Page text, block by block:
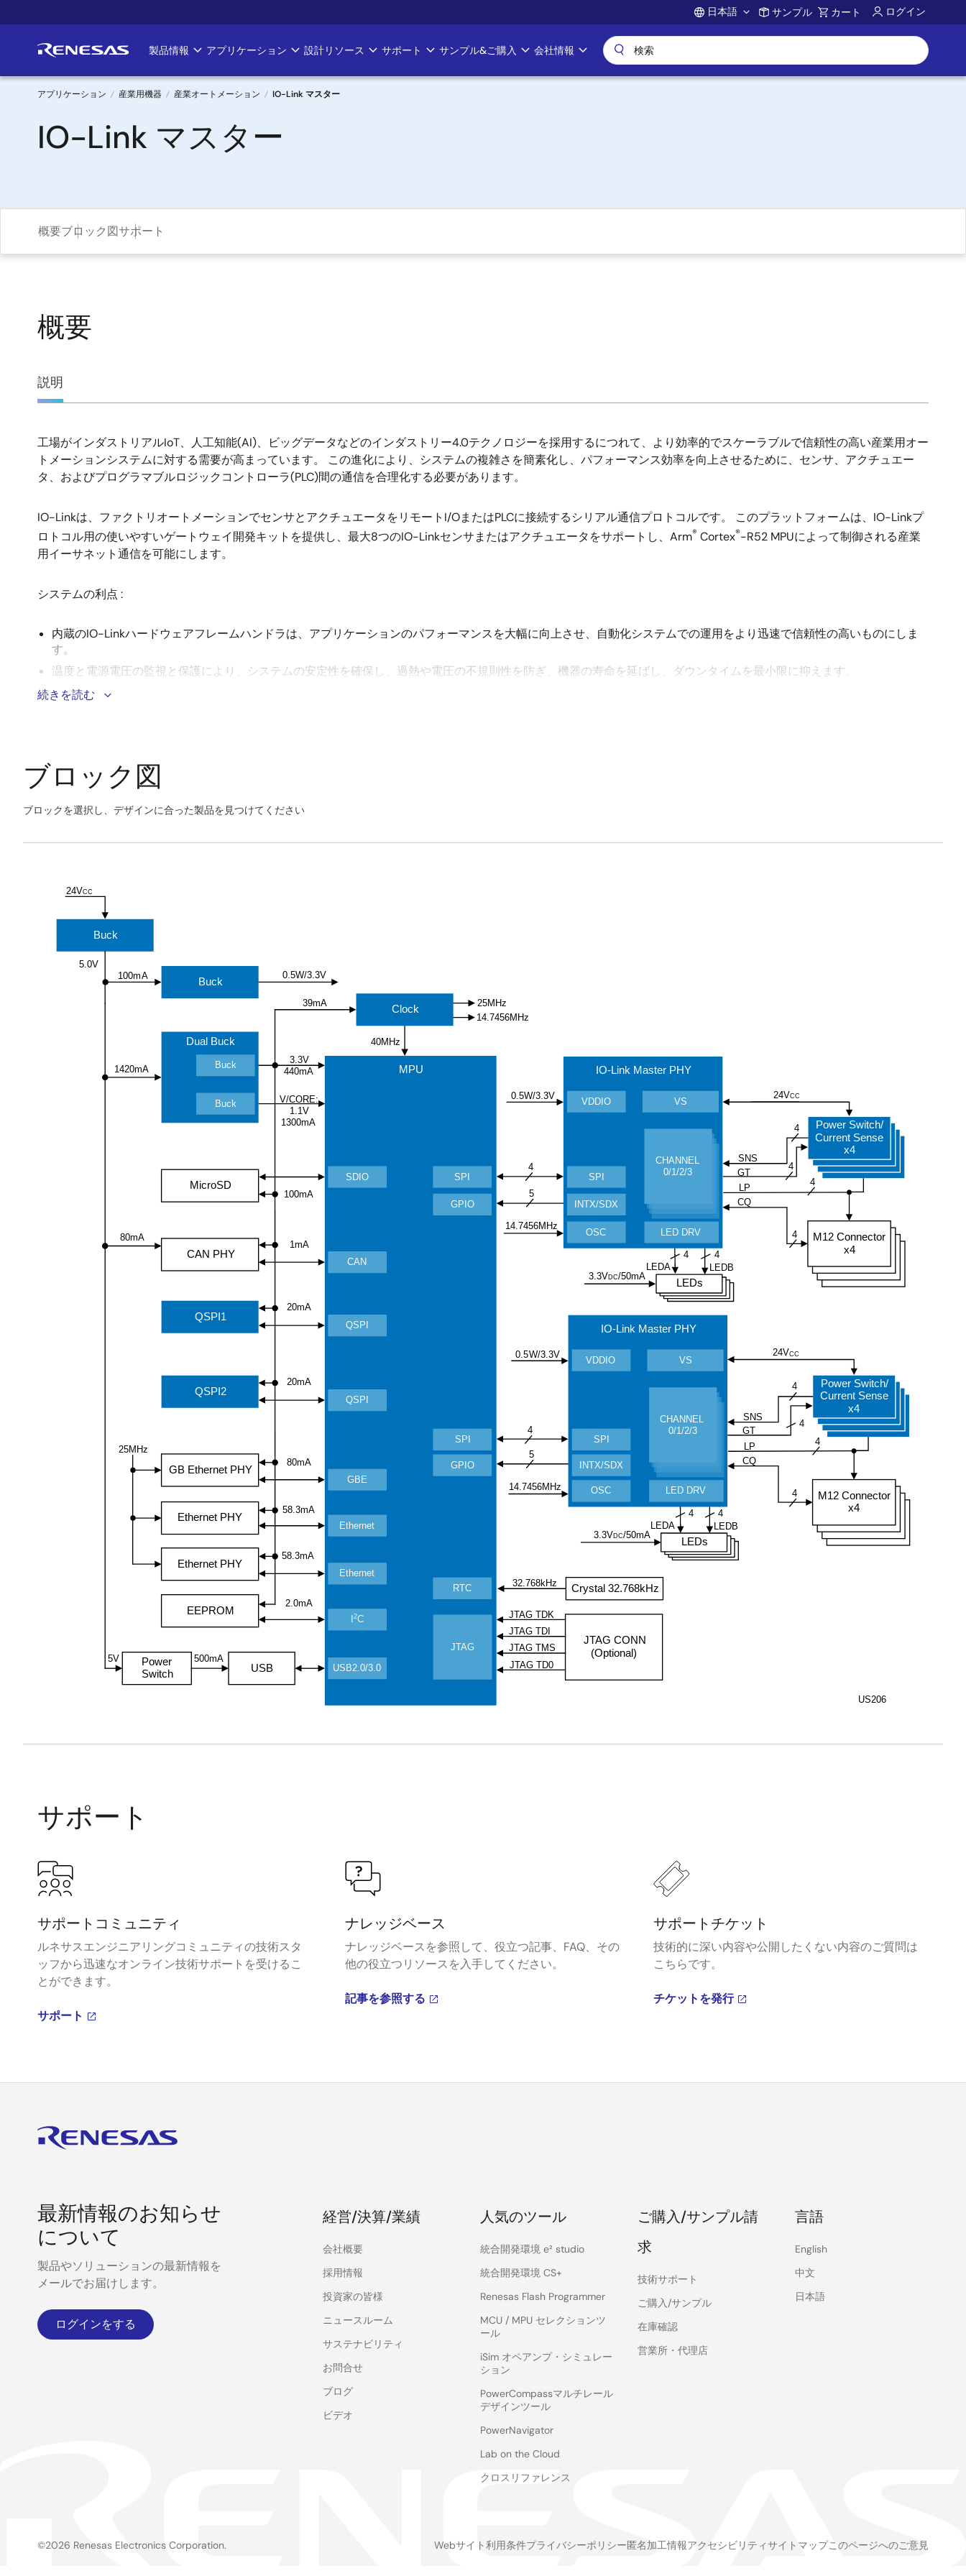
イ
ン
Account
日本語 サンプル カート ログイン
Main
navigation
製品情報 アプリケーション 設計リソース サポート サンプル&ご購入 会社情報
パ
ン
ず
アプリケーション 産業用機器 産業オートメーション IO-Link マスター
IO-Link マスター
概要ブロック図サポート
概要
概
説明
説
明
工場がインダストリアルIoT、人工知能(AI)、ビッグデータなどのインダストリー4.0テクノロジーを採用するにつれて、より効率的でスケーラブルで信頼性の高い産業用オー
トメーションシステムに対する需要が高まっています。 この進化により、システムの複雑さを簡素化し、パフォーマンス効率を向上させるために、センサ、アクチュエー
タ、およびプログラマブルロジックコントローラ(PLC)間の通信を合理化する必要があります。
IO-Linkは、ファクトリオートメーションでセンサとアクチュエータをリモートI/OまたはPLCに接続するシリアル通信プロトコルです。 このプラットフォームは、IO-Linkプ
ロトコル用の使いやすいゲートウェイ開発キットを提供し、最大8つのIO-Linkセンサまたはアクチュエータをサポートし、Arm® Cortex®-R52 MPUによって制御される産業
用イーサネット通信を可能にします。
システムの利点 :
内蔵のIO-Linkハードウェアフレームハンドラは、アプリケーションのパフォーマンスを大幅に向上させ、自動化システムでの運用をより迅速で信頼性の高いものにしま
す。
温度と電源電圧の監視と保護により、システムの安定性を確保し、過熱や電圧の不規則性を防ぎ、機器の寿命を延ばし、ダウンタイムを最小限に抑えます。
チャネルと接続されたデバイスの過負荷保護により、機器の故障の可能性が低減されます。
続きを読む
ブロック図
ブロックを選択し、デザインに合った製品を見つけてください
interactive
US206
Buck
CAN PHY
QSPI2
QSPI1
GB Ethernet PHY
Ethernet PHY
Ethernet PHY
EEPROM
Power
Switch
MicroSD
Clock
Crystal 32.768kHz
JTAG CONN
(Optional)
24VCC
5.0V
1420mA
100mA
USB
80mA
25MHz
5V 500mA
2.0mA
58.3mA
58.3mA
80mA
20mA
20mA
1mA
100mA
3.3V
440mA
V/CORE:
1.1V
1300mA
39mA
40MHz
14.7456MHz
JTAG TDK
JTAG TDI
JTAG TMS
JTAG TD0
32.768kHz
25MHz
0.5W/3.3V
Dual Buck
Buck
Buck
Buck
M12 Connector
x4
Power Switch/
Current Sense
x4
SNS
GT
CQ
LP
4
4
4
LEDs
3.3VDC/50mA
4
4
LEDB
LEDA
M12 Connector
x4
Power Switch/
Current Sense
x4
SNS
GT
CQ
LP
4
4
4
4
LEDs
3.3VDC/50mA
4
4
LEDB
LEDA
4
24VCC
24VCC
0.5W/3.3V
14.7456MHz
4
4
14.7456MHz
5
5
IO-Link Master PHY
OSC
INTX/SDX
SPI
CHANNEL
0/1/2/3
VDDIO VS
LED DRV
IO-Link Master PHY
OSC
INTX/SDX
SPI
CHANNEL
0/1/2/3
VDDIO VS
LED DRV
0.5W/3.3V
MPU
SDIO
CAN
QSPI
QSPI
GBE
Ethernet
Ethernet
I2C
USB2.0/3.0
SPI
GPIO
SPI
RTC
JTAG
GPIO
サポート
サポートコミュニティ
ルネサスエンジニアリングコミュニティの技術スタ
ッフから迅速なオンライン技術サポートを受けるこ
とができます。
サポート
ナレッジベース
ナレッジベースを参照して、役立つ記事、FAQ、その
他の役立つリソースを入手してください。
記事を参照する
サポートチケット
技術的に深い内容や公開したくない内容のご質問は
こちらです。
チケットを発行
最新情報のお知らせ
について
製品やソリューションの最新情報を
メールでお届けします。
ログインをする
経営/決算/業績
会社概要
採用情報
投資家の皆様
ニュースルーム
サステナビリティ
お問合せ
ブログ
ビデオ
人気のツール
統合開発環境 e² studio
統合開発環境 CS+
Renesas Flash Programmer
MCU / MPU セレクションツ
ール
iSim オペアンプ・シミュレー
ション
PowerCompassマルチレール
デザインツール
PowerNavigator
Lab on the Cloud
クロスリファレンス
ご購入/サンプル請
求
技術サポート
ご購入/サンプル
在庫確認
営業所・代理店
言語
English
中文
日本語
©2026 Renesas Electronics Corporation. Webサイト利用条件プライバシーポリシー匿名加工情報アクセシビリティサイトマップこのページへのご意見